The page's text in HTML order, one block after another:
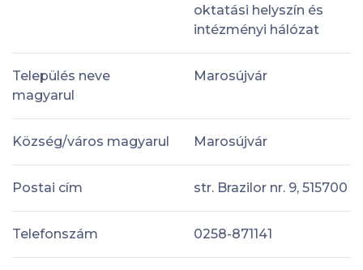
oktatási helyszín és
intézményi hálózat
Település neve
magyarul
Marosújvár
Község/város magyarul Marosújvár
Postai cím str. Brazilor nr. 9, 515700
Telefonszám 0258-871141